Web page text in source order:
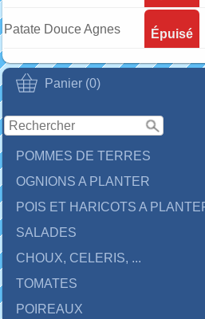
Panier (0)
POMMES DE TERRES
OGNIONS A PLANTER
POIS ET HARICOTS A
SALADES
CHOUX, CELERIS, ...
TOMATES
POIREAUX
Beauregard
Patate Douce Agnes Épuisé